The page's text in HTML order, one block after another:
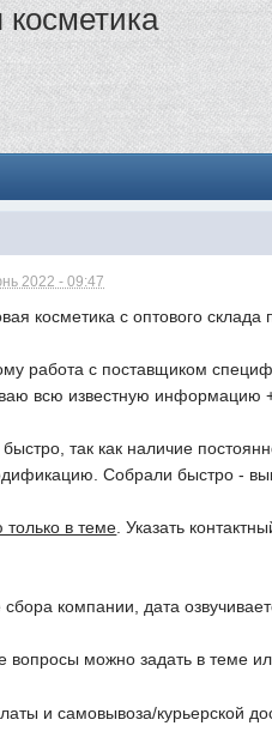
косметика
2022 - 09:47
косметика с оптового склада
работа с поставщиком
всю известную информацию +
так как наличие
Собрали быстро -
в теме . Указать
компании, дата
вопросы можно задать в теме
и самовывоза/курьерской